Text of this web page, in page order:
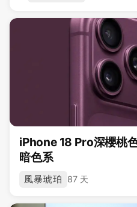
iPhone 18 Pro深櫻桃
暗色系
風暴琥珀 87 天